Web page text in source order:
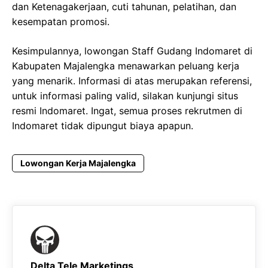
dan Ketenagakerjaan, cuti tahunan, pelatihan, dan
kesempatan promosi.
Kesimpulannya, lowongan Staff Gudang Indomaret di
Kabupaten Majalengka menawarkan peluang kerja
yang menarik. Informasi di atas merupakan referensi,
untuk informasi paling valid, silakan kunjungi situs
resmi Indomaret. Ingat, semua proses rekrutmen di
Indomaret tidak dipungut biaya apapun.
Lowongan Kerja Majalengka
Delta Tele Marketings